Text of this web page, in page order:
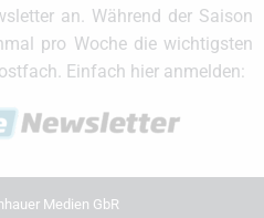
an. Während der Saison
pro Woche die wichtigsten
Einfach hier anmelden:
Medien GbR